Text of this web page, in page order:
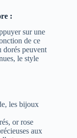
:
sur une
de ce
dorés peuvent
le style
les bijoux
or rose
aux